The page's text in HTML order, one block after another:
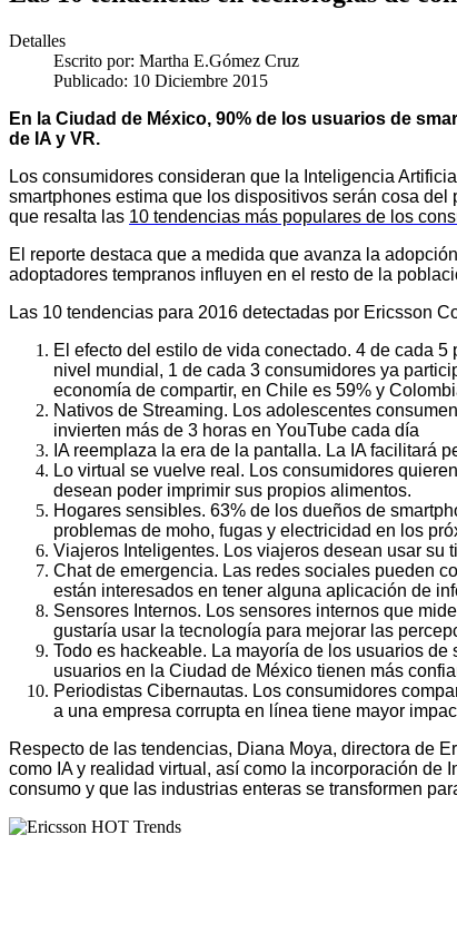
Detalles
Escrito por: Martha E.Gómez Cruz
Publicado: 10 Diciembre 2015
En la Ciudad de México, 90% de los usuarios de
de IA y VR.
Los consumidores consideran que la Inteligencia
smartphones estima que los dispositivos serán cosa
que resalta las 10 tendencias más populares de los
El reporte destaca que a medida que avanza la
adoptadores tempranos influyen en el resto de la
Las 10 tendencias para 2016 detectadas por Ericsson
El efecto del estilo de vida conectado. 4 de cada
nivel mundial, 1 de cada 3 consumidores ya
economía de compartir, en Chile es 59% y
Nativos de Streaming. Los adolescentes
invierten más de 3 horas en YouTube cada día
IA reemplaza la era de la pantalla. La IA facilitará
Lo virtual se vuelve real. Los consumidores
desean poder imprimir sus propios alimentos.
Hogares sensibles. 63% de los dueños de
problemas de moho, fugas y electricidad en los
Viajeros Inteligentes. Los viajeros desean usar su
Chat de emergencia. Las redes sociales pueden
están interesados en tener alguna aplicación de
Sensores Internos. Los sensores internos que
gustaría usar la tecnología para mejorar las
Todo es hackeable. La mayoría de los usuarios
usuarios en la Ciudad de México tienen más
Periodistas Cibernautas. Los consumidores
a una empresa corrupta en línea tiene mayor
Respecto de las tendencias, Diana Moya, directora de
como IA y realidad virtual, así como la incorporación de
consumo y que las industrias enteras se transformen